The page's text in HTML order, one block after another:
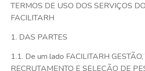
TERMOS DE USO DOS SERVIÇOS
FACILITARH
1. DAS PARTES
1.1. De um lado FACILITARH
RECRUTAMENTO E SELEÇÃO DE